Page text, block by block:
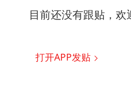
目前还没有跟贴，欢
打开APP发贴